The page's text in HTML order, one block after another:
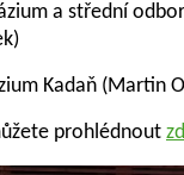
a střední
Kadaň (Martin
prohlédnout